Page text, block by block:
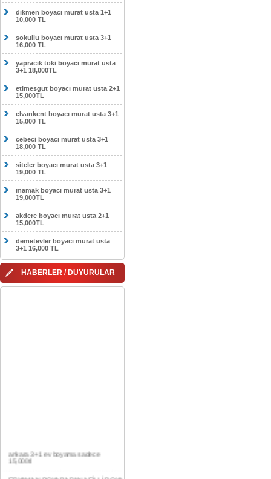
dikmen boyacı murat usta 1+1
10,000 TL
sokullu boyacı murat usta 3+1
16,000 TL
yapracık toki boyacı murat usta
3+1 18,000TL
etimesgut boyacı murat usta 2+1
15,000TL
elvankent boyacı murat usta 3+1
15,000 TL
cebeci boyacı murat usta 3+1
18,000 TL
siteler boyacı murat usta 3+1
19,000 TL
mamak boyacı murat usta 3+1
19,000TL
akdere boyacı murat usta 2+1
15,000TL
demetevler boyacı murat usta
3+1 16,000 TL
HABERLER / DUYURULAR
ERYAMAN BOYA BADANA FİLLİ BOYA
İLE BOYAMA 1500 TL